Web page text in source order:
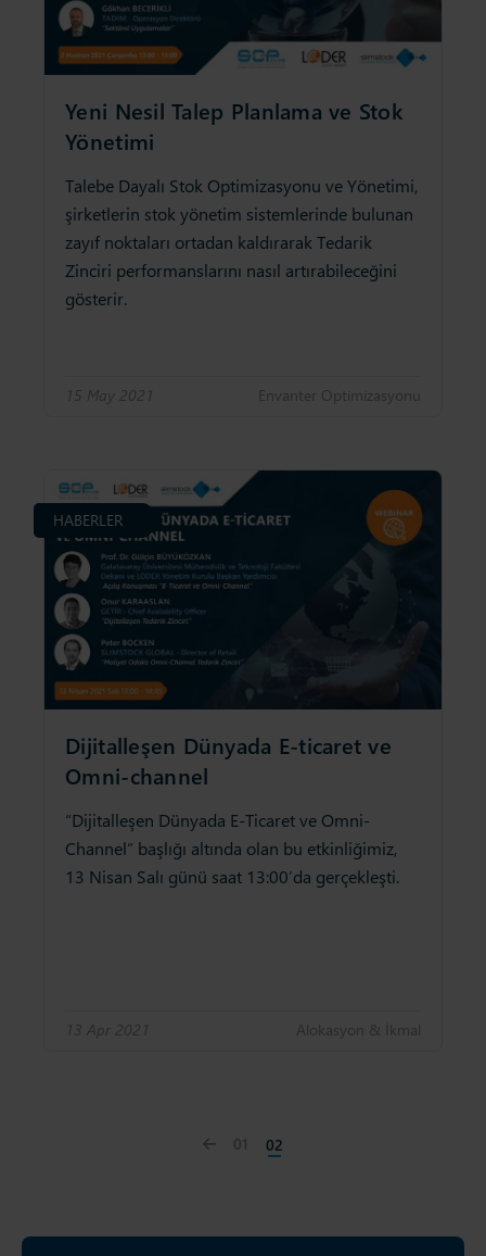
Yeni Nesil Talep Planlama ve Stok
Yönetimi
Talebe Dayalı Stok Optimizasyonu ve Yönetimi,
şirketlerin stok yönetim sistemlerinde bulunan
zayıf noktaları ortadan kaldırarak Tedarik
Zinciri performanslarını nasıl artırabileceğini
gösterir.
15 May 2021 Envanter Opti̇mi̇zasyonu
Dijitalleşen Dünyada E-ticaret ve
Omni-channel
“Dijitalleşen Dünyada E-Ticaret ve Omni-
Channel” başlığı altında olan bu etkinliğimiz,
13 Nisan Salı günü saat 13:00’da gerçekleşti.
13 Apr 2021 Alokasyon & İkmal
HABERLER
Previous page
01 02